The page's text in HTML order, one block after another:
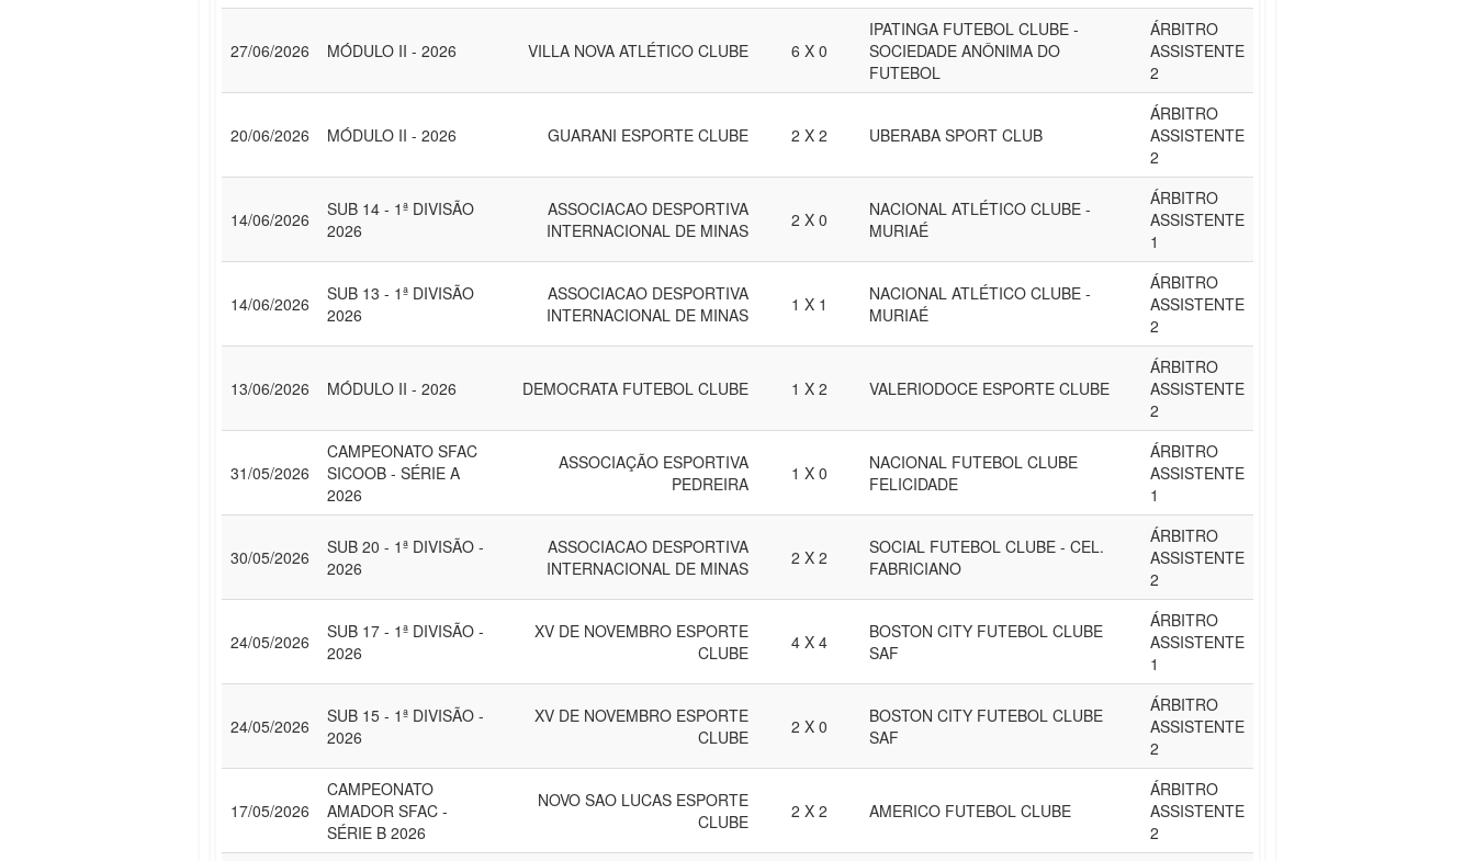
27/06/2026 MÓDULO II - 2026 VILLA NOVA ATLÉTICO CLUBE 6 X 0
IPATINGA FUTEBOL CLUBE -
SOCIEDADE ANÔNIMA DO
FUTEBOL
ÁRBITRO
ASSISTENTE
2
20/06/2026 MÓDULO II - 2026 GUARANI ESPORTE CLUBE 2 X 2 UBERABA SPORT CLUB
ÁRBITRO
ASSISTENTE
2
14/06/2026
SUB 14 - 1ª DIVISÃO
2026
ASSOCIACAO DESPORTIVA
INTERNACIONAL DE MINAS
2 X 0
NACIONAL ATLÉTICO CLUBE -
MURIAÉ
ÁRBITRO
ASSISTENTE
1
14/06/2026
SUB 13 - 1ª DIVISÃO
2026
ASSOCIACAO DESPORTIVA
INTERNACIONAL DE MINAS
1 X 1
NACIONAL ATLÉTICO CLUBE -
MURIAÉ
ÁRBITRO
ASSISTENTE
2
13/06/2026 MÓDULO II - 2026 DEMOCRATA FUTEBOL CLUBE 1 X 2 VALERIODOCE ESPORTE CLUBE
ÁRBITRO
ASSISTENTE
2
31/05/2026
CAMPEONATO SFAC
SICOOB - SÉRIE A
2026
ASSOCIAÇÃO ESPORTIVA
PEDREIRA
1 X 0
NACIONAL FUTEBOL CLUBE
FELICIDADE
ÁRBITRO
ASSISTENTE
1
30/05/2026
SUB 20 - 1ª DIVISÃO -
2026
ASSOCIACAO DESPORTIVA
INTERNACIONAL DE MINAS
2 X 2
SOCIAL FUTEBOL CLUBE - CEL.
FABRICIANO
ÁRBITRO
ASSISTENTE
2
24/05/2026
SUB 17 - 1ª DIVISÃO -
2026
XV DE NOVEMBRO ESPORTE
CLUBE
4 X 4
BOSTON CITY FUTEBOL CLUBE
SAF
ÁRBITRO
ASSISTENTE
1
24/05/2026
SUB 15 - 1ª DIVISÃO -
2026
XV DE NOVEMBRO ESPORTE
CLUBE
2 X 0
BOSTON CITY FUTEBOL CLUBE
SAF
ÁRBITRO
ASSISTENTE
2
17/05/2026
CAMPEONATO
AMADOR SFAC -
SÉRIE B 2026
NOVO SAO LUCAS ESPORTE
CLUBE
2 X 2 AMERICO FUTEBOL CLUBE
ÁRBITRO
ASSISTENTE
2